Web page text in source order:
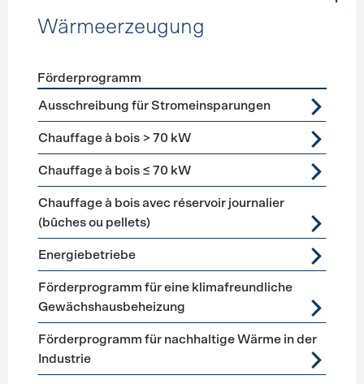
Wärmeerzeugung
Förderprogramme Wärmeerzeugung
Förderprogramm
Ausschreibung für Stromeinsparungen
Chauffage à bois > 70 kW
Chauffage à bois ≤ 70 kW
Chauffage à bois avec réservoir journalier
(bûches ou pellets)
Energiebetriebe
Förderprogramm für eine klimafreundliche
Gewächshausbeheizung
Förderprogramm für nachhaltige Wärme in der
Industrie